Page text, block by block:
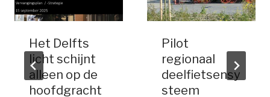
Het Delfts
licht schijnt
alleen op de
hoofdgracht
Pilot
regionaal
deelfietsensy
steem